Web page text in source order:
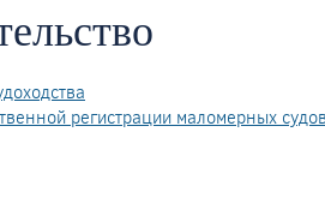
регистрации маломерных